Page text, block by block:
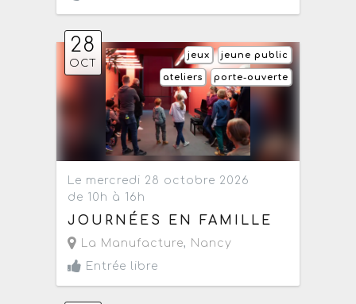
28
OCT
jeune public
jeux
porte-ouverte
ateliers
Le mercredi 28 octobre 2026
de 10h à 16h
JOURNÉES EN FAMILLE
La Manufacture, Nancy
Entrée libre